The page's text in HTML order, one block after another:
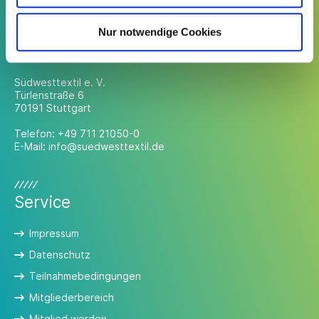
Nur notwendige Cookies
Kontakt
Südwesttextil e. V.
Türlenstraße 6
70191 Stuttgart
Telefon: +49 711 21050-0
E-Mail: info@suedwesttextil.de
Service
Impressum
Datenschutz
Teilnahmebedingungen
Mitgliederbereich